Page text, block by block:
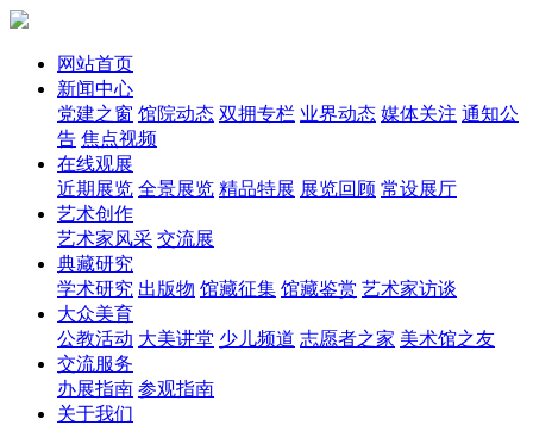
网站首页
新闻中心
党建之窗 馆院动态 双拥专栏 业界动态 媒体关注 通知公
告 焦点视频
在线观展
近期展览 全景展览 精品特展 展览回顾 常设展厅
艺术创作
艺术家风采 交流展
典藏研究
学术研究 出版物 馆藏征集 馆藏鉴赏 艺术家访谈
大众美育
公教活动 大美讲堂 少儿频道 志愿者之家 美术馆之友
交流服务
办展指南 参观指南
关于我们